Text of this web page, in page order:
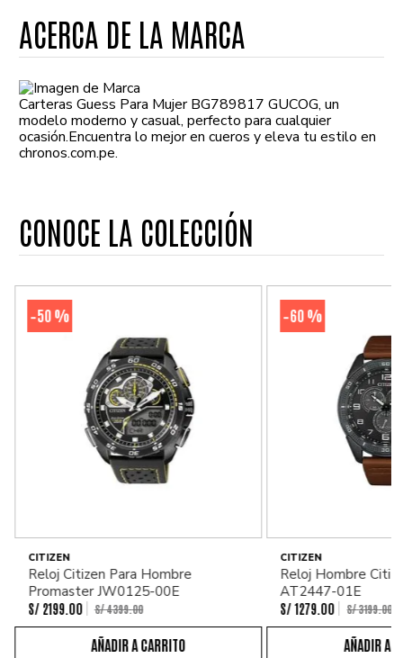
ACERCA DE LA MARCA
Carteras Guess Para Mujer BG789817 GUCOG, un
modelo moderno y casual, perfecto para cualquier
ocasión.Encuentra lo mejor en cueros y eleva tu estilo en
chronos.com.pe.
CONOCE LA COLECCIÓN
-50 %
CITIZEN
Reloj Citizen Para Hombre
Promaster JW0125-00E
S/ 2199. 00 S/4399.00
-60 %
CITIZEN
Reloj Hombre
AT2447-01E
S/ 1279 00 S/3199.00